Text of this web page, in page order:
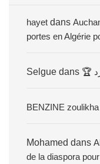
hayet dans
portes en Algérie
Selgue dans
BENZINE zoulikha
Mohamed dans
de la diaspora